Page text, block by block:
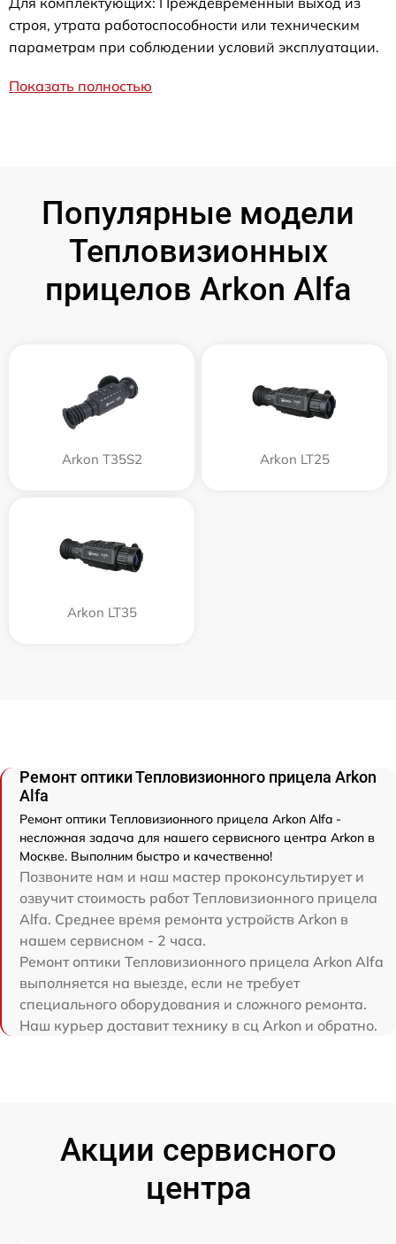
строя, утрата работоспособности или техническим
параметрам при соблюдении условий эксплуатации.
Показать полностью
Популярные модели
Тепловизионных
прицелов Arkon Alfa
Arkon T35S2 Arkon LT25
Arkon LT35
Ремонт оптики Тепловизионного прицела Arkon
Alfa
Ремонт оптики Тепловизионного прицела Arkon Alfa -
несложная задача для нашего сервисного центра Arkon в
Москве. Выполним быстро и качественно!
Позвоните нам и наш мастер проконсультирует и
озвучит стоимость работ Тепловизионного прицела
Alfa. Среднее время ремонта устройств Arkon в
нашем сервисном - 2 часа.
Ремонт оптики Тепловизионного прицела Arkon Alfa
выполняется на выезде, если не требует
специального оборудования и сложного ремонта.
Наш курьер доставит технику в сц Arkon и обратно.
Акции сервисного
центра